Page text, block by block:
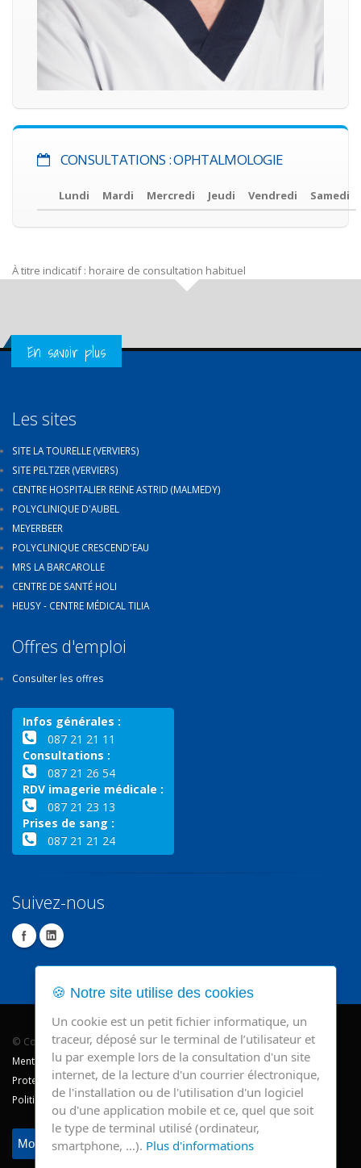
CONSULTATIONS : OPHTALMOLOGIE
Lundi Mardi Mercredi Jeudi Vendredi Samedi
À titre indicatif : horaire de consultation habituel
Get in Touch
En savoir plus
Les sites
SITE LA TOURELLE (VERVIERS)
SITE PELTZER (VERVIERS)
CENTRE HOSPITALIER REINE ASTRID (MALMEDY)
POLYCLINIQUE D'AUBEL
MEYERBEER
POLYCLINIQUE CRESCEND'EAU
MRS LA BARCAROLLE
CENTRE DE SANTÉ HOLI
HEUSY - CENTRE MÉDICAL TILIA
Offres d'emploi
Consulter les offres
Infos générales :
087 21 21 11
Consultations :
087 21 26 54
RDV imagerie médicale :
087 21 23 13
Prises de sang :
087 21 21 24
Suivez-nous
© Copyright 2026 - CHR Verviers.
Mentions légales
Protection des données
Politique de cookie
Modifier mes préférences
🍪 Notre site utilise des cookies
Un cookie est un petit fichier informatique, un
traceur, déposé sur le terminal de l’utilisateur et
lu par exemple lors de la consultation d'un site
internet, de la lecture d'un courrier électronique,
de l'installation ou de l'utilisation d'un logiciel
ou d'une application mobile et ce, quel que soit
le type de terminal utilisé (ordinateur,
smartphone, …). Plus d'informations